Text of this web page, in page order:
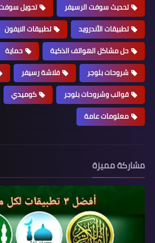
تحديث سوفت الرسيفر
تحويل
تطبيقات الأندرويد
تطبيقات الايفون
حل مشاكل الهواتف الذكية
حماية
شروحات بلوجر
فلاشة رسيفر
قوالب وشروحات بلوجر
كوميدي
معلومات عامة
مشاركة مميزة